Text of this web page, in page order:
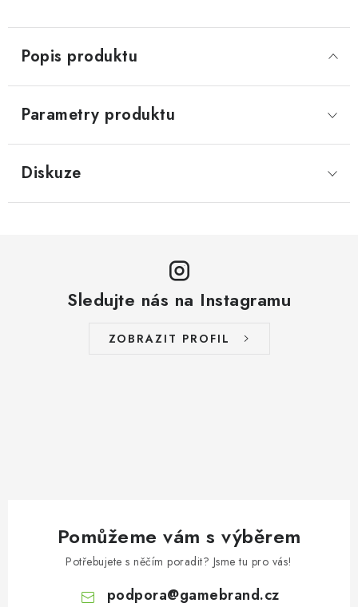
Popis produktu
Parametry produktu
Diskuze
Sledujte nás na Instagramu
ZOBRAZIT PROFIL
Pomůžeme vám s výběrem
Potřebujete s něčím poradit? Jsme tu pro vás!
podpora@gamebrand.cz